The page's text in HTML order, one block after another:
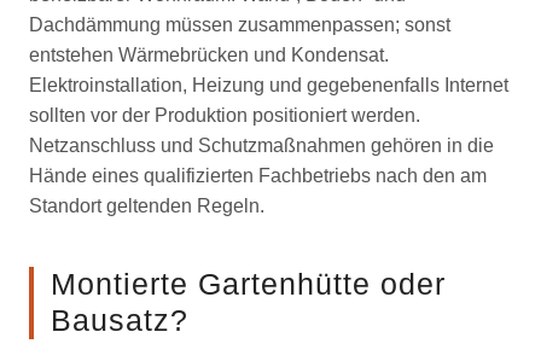
Dachdämmung müssen zusammenpassen; sonst
entstehen Wärmebrücken und Kondensat.
Elektroinstallation, Heizung und gegebenenfalls Internet
sollten vor der Produktion positioniert werden.
Netzanschluss und Schutzmaßnahmen gehören in die
Hände eines qualifizierten Fachbetriebs nach den am
Standort geltenden Regeln.
Montierte Gartenhütte oder
Bausatz?